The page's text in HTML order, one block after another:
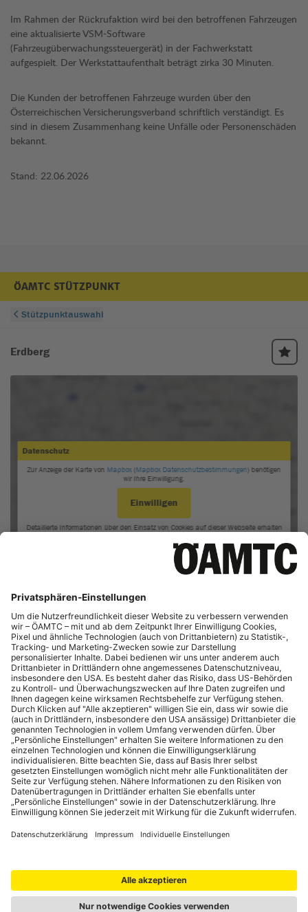
Im Rahmen der Rückrufaktion wird bei den betroffenen Fahrzeugen
eine aktualisierte VSM-Software
(Fahrzeugüberwachungssteuergerät) in der Fachwerkstatt
aufgespielt. Der Werkstattaufenthalt beträgt zirka 30 Minuten.
Die Kunden der betroffenen Fahrzeuge wurden über den
Österreichischen Versicherungsverband schriftlich verständigt. Es
sind in diesem Zusammenhang keine Unfälle oder Personenschäden
bekannt.
Stand: 22.06.2026
ÖAMTC STÜTZPUNKT